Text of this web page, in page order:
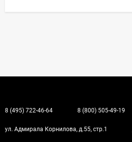
8 (495) 722-46-64 8 (800) 505-49-19
ул. Адмирала Корнилова, д.55, стр.1